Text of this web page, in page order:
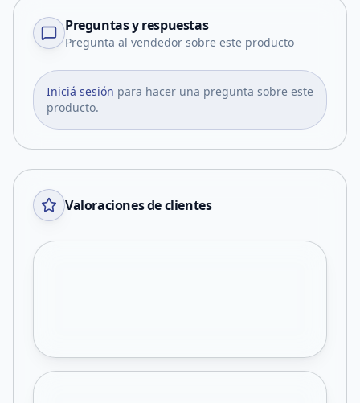
Preguntas y respuestas
Pregunta al vendedor sobre este producto
Iniciá sesión para hacer una pregunta sobre este
producto.
Valoraciones de clientes